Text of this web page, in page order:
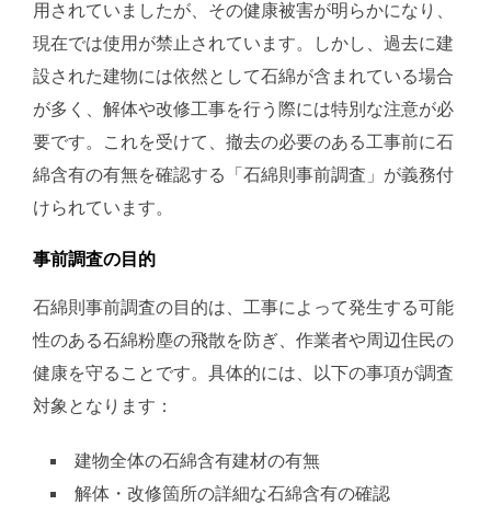
用されていましたが、その健康被害が明らかになり、
現在では使用が禁止されています。しかし、過去に建
設された建物には依然として石綿が含まれている場合
が多く、解体や改修工事を行う際には特別な注意が必
要です。これを受けて、 撤去の必要のある工事前に石
綿含有の有無を確認する「石綿則事前調査」が義務付
けられています​。
事前調査の目的
石綿則事前調査の目的は、工事によって発生する可能
性のある石綿粉塵の飛散を防ぎ、作業者や周辺住民の
健康を守ることです。具体的には、以下の事項が調査
対象となります：
建物全体の石綿含有建材の有無
解体・改修箇所の詳細な石綿含有の確認